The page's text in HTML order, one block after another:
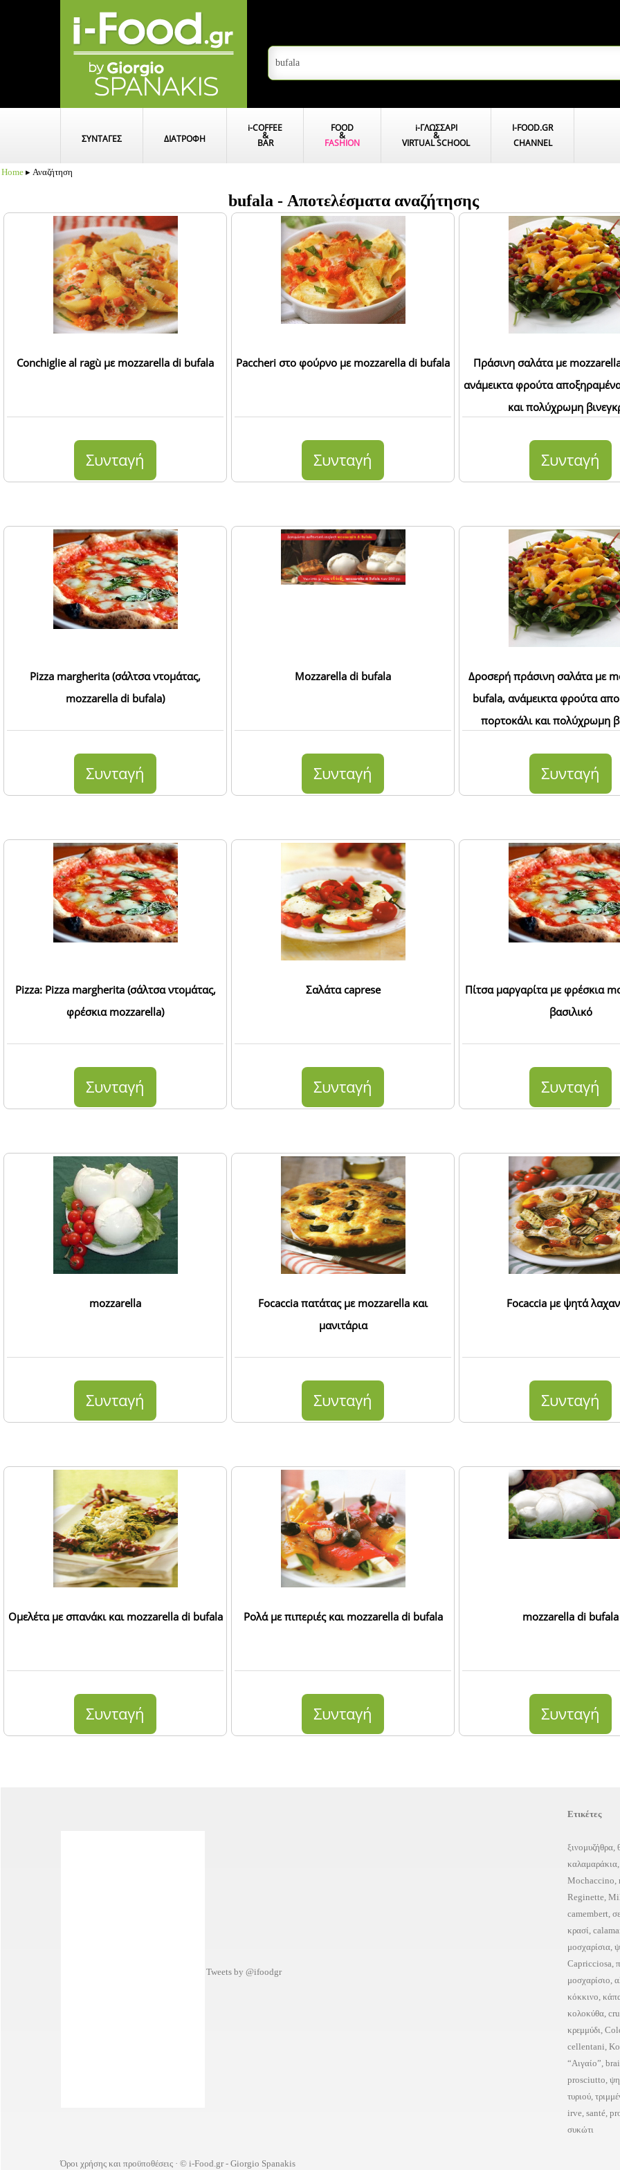
ΣΥΝΤΑΓΕΣ ΔΙΑΤΡΟΦΗ
i-COFFEE
&
BAR
FOOD
&
FASHION
i-ΓΛΩΣΣΑΡΙ
&
VIRTUAL SCHOOL
I-FOOD.GR
CHANNEL
Home ▸ Αναζήτηση
bufala - Αποτελέσματα αναζήτησης
Conchiglie al ragù με mozzarella di bufala
Συνταγή
Paccheri στο φούρνο με mozzarella di bufala
Συνταγή
Πράσινη σαλάτα με
ανάμεικτα φρούτα
και πολύχρωμη
Συνταγή
Pizza margherita (σάλτσα ντομάτας,
mozzarella di bufala)
Συνταγή
Mozzarella di bufala
Συνταγή
Δροσερή πράσινη σαλάτα με
bufala, ανάμεικτα φρούτα
πορτοκάλι και πολύχρωμη
Συνταγή
Pizza: Pizza margherita (σάλτσα ντομάτας,
φρέσκια mozzarella)
Συνταγή
Σαλάτα caprese
Συνταγή
Πίτσα μαργαρίτα με φρέσκια
βασιλικό
Συνταγή
mozzarella
Συνταγή
Focaccia πατάτας με mozzarella και
μανιτάρια
Συνταγή
Focaccia με ψητά
Συνταγή
Ομελέτα με σπανάκι και mozzarella di bufala
Συνταγή
Ρολά με πιπεριές και mozzarella di bufala
Συνταγή
mozzarella di bufala
Συνταγή
Tweets by @ifoodgr
Ετικέτες
ξινομυζήθρα,
καλαμαράκια
Mochaccino,
Reginette,
camembert,
κρασί,
μοσχαρίσια,
Capricciosa,
μοσχαρίσιο,
κόκκινο,
κολοκύθα,
κρεμμύδι,
cellentani,
“Αιγαίο”,
prosciutto,
τυριού,
irve, santé,
συκώτι
Όροι χρήσης και προϋποθέσεις · © i-Food.gr - Giorgio Spanakis